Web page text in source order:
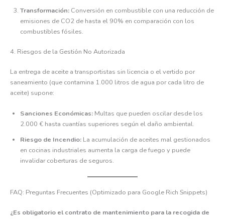
Transformación:Conversión en combustible con una reducción de
emisiones de CO2 de hasta el 90% en comparación con los
combustibles fósiles.
4. Riesgos de la Gestión No Autorizada
La entrega de aceite a transportistas sin licencia o el vertido por
saneamiento (que contamina 1.000 litros de agua por cada litro de
aceite) supone:
Sanciones Económicas:Multas que pueden oscilar desde los
2.000 € hasta cuantías superiores según el daño ambiental.
Riesgo de Incendio:La acumulación de aceites mal gestionados
en cocinas industriales aumenta la carga de fuego y puede
invalidar coberturas de seguros.
FAQ: Preguntas Frecuentes (Optimizado para Google Rich Snippets)
¿Es obligatorio el contrato de mantenimiento para la recogida de